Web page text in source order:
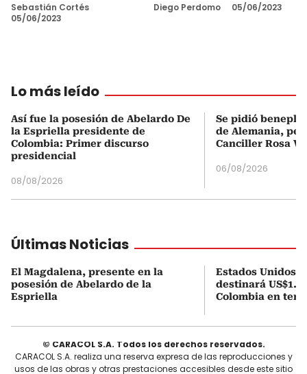
Sebastián Cortés
05/06/2023
Diego Perdomo 05/06/2023
Lo más leído
Así fue la posesión de Abelardo De
la Espriella presidente de
Colombia: Primer discurso
presidencial
08/08/2026
Se pidió
de Alemania,
Canciller Rosa
06/08/2026
Últimas Noticias
El Magdalena, presente en la
posesión de Abelardo de la
Espriella
Estados Unidos
destinará
Colombia en
© CARACOL S.A. Todos los derechos reservados.
CARACOL S.A. realiza una reserva expresa de las reproducciones y
usos de las obras y otras prestaciones accesibles desde este sitio